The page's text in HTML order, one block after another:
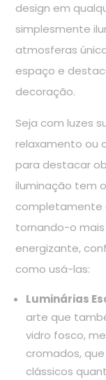
design em
simplesmente
atmosferas
espaço e
decoração.
Seja com luzes
relaxamento ou
para destacar
iluminação tem
completamente
tornando-o
energizante,
como usá-las:
Luminárias
arte que
vidro fosco,
cromados,
clássicos